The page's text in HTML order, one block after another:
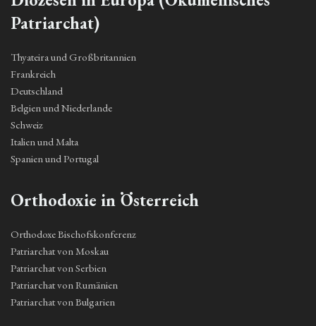
Patriarchat)
Thyateira und Großbritannien
Frankreich
Deutschland
Belgien und Niederlande
Schweiz
Italien und Malta
Spanien und Portugal
Orthodoxie in Österreich
Orthodoxe Bischofskonferenz
Patriarchat von Moskau
Patriarchat von Serbien
Patriarchat von Rumänien
Patriarchat von Bulgarien